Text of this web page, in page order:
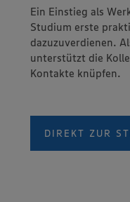
Ein Einstieg als
Studium erste
dazuzuverdienen.
unterstützt die
Kontakte knüpfen.
DIREKT ZUR